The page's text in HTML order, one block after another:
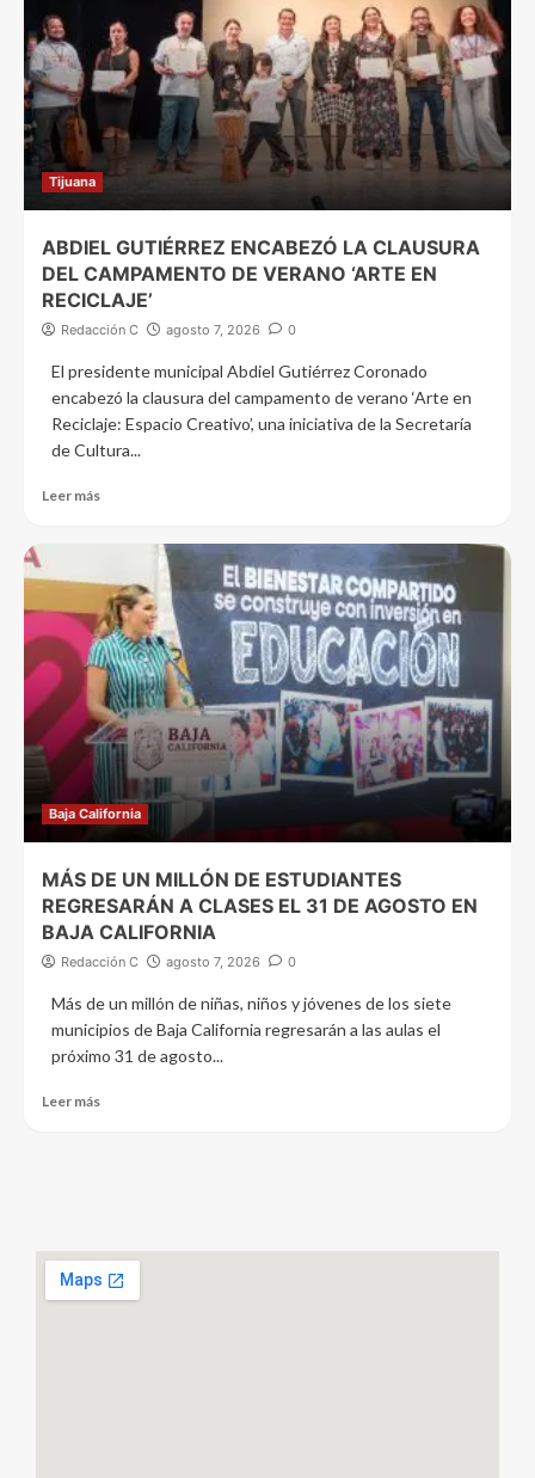
Tijuana
ABDIEL GUTIÉRREZ ENCABEZÓ LA CLAUSURA
DEL CAMPAMENTO DE VERANO ‘ARTE EN
RECICLAJE’
Redacción C agosto 7, 2026 0
El presidente municipal Abdiel Gutiérrez Coronado
encabezó la clausura del campamento de verano ‘Arte en
Reciclaje: Espacio Creativo’, una iniciativa de la Secretaría
de Cultura...
Leer más
Baja California
MÁS DE UN MILLÓN DE ESTUDIANTES
REGRESARÁN A CLASES EL 31 DE AGOSTO EN
BAJA CALIFORNIA
Redacción C agosto 7, 2026 0
Más de un millón de niñas, niños y jóvenes de los siete
municipios de Baja California regresarán a las aulas el
próximo 31 de agosto...
Leer más